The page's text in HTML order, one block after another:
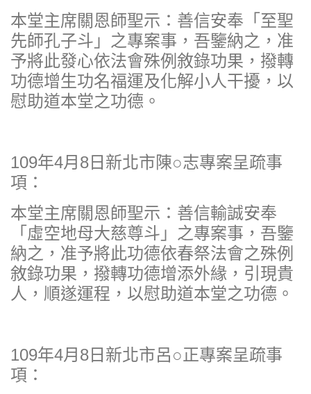
本堂主席關恩師聖示：善信安奉「至聖
先師孔子斗」之專案事，吾鑒納之，准
予將此發心依法會殊例敘錄功果，撥轉
功德增生功名福運及化解小人干擾，以
慰助道本堂之功德。
109年4月8日新北市陳○志專案呈疏事
項：
本堂主席關恩師聖示：善信輸誠安奉
「虛空地母大慈尊斗」之專案事，吾鑒
納之，准予將此功德依春祭法會之殊例
敘錄功果，撥轉功德增添外緣，引現貴
人，順遂運程，以慰助道本堂之功德。
109年4月8日新北市呂○正專案呈疏事
項：